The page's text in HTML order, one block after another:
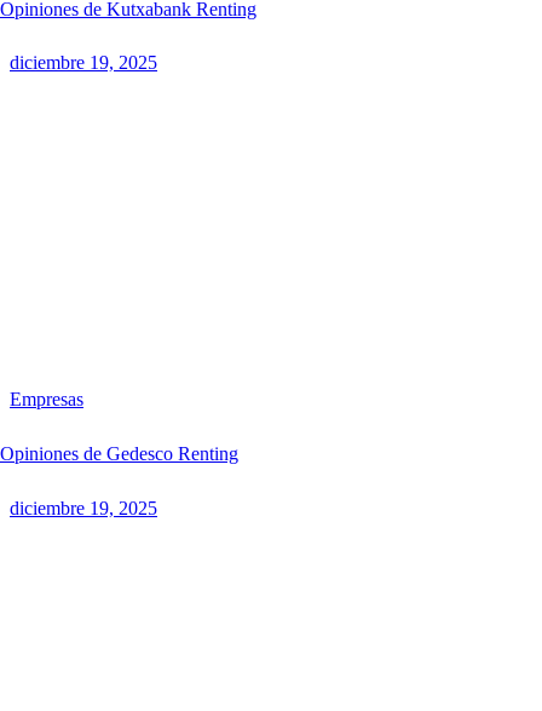
Opiniones de Kutxabank Renting
diciembre 19, 2025
Empresas
Opiniones de Gedesco Renting
diciembre 19, 2025